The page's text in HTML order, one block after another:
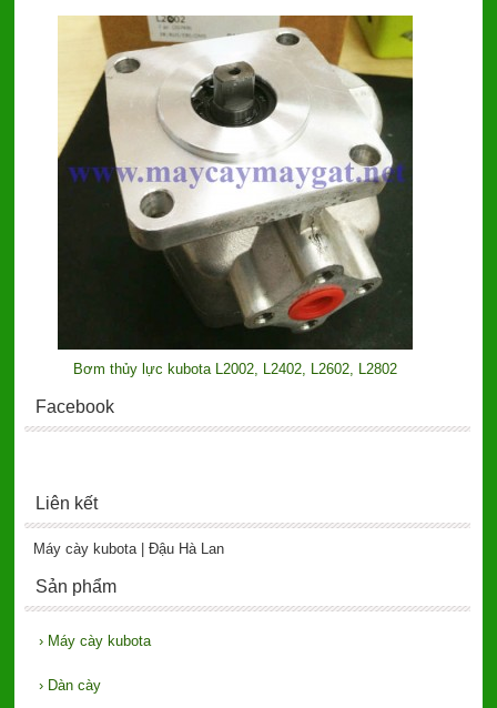
Bơm thủy lực kubota L2002, L2402, L2602, L2802
Facebook
Liên kết
Máy cày kubota | Đậu Hà Lan
Sản phẩm
› Máy cày kubota
› Dàn cày